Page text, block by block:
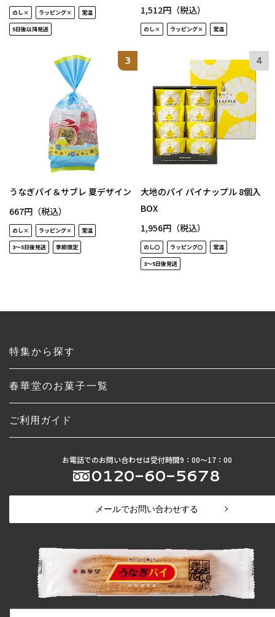
のし× ラッピング× 常温
5日後以降発送
1,512円（税込）
のし× ラッピング× 常温
うなぎパイ＆サブレ 夏デザイン
667円（税込）
のし× ラッピング× 常温
3～5日後発送 季節限定
大地のパイ パイナップル 8個入
BOX
1,956円（税込）
のし〇 ラッピング〇 常温
3～5日後発送
特集から探す
春華堂のお菓子一覧
ご利用ガイド
お電話でのお問い合わせは受付時間9：00〜17：00
0120-60-5678
メールでお問い合わせする